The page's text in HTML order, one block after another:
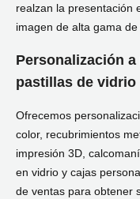
realzan la presentación
imagen de alta gama de
Personalización
pastillas de vidrio
Ofrecemos
color, recubrimientos
impresión 3D,
en vidrio y cajas
de ventas para obtener